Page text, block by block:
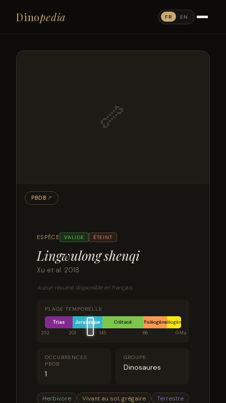
Dinopedia FR EN
ESPÈCE VALIDE ÉTEINT
Lingwulong shenqi
Xu et al. 2018
Aucun résumé disponible en français.
PLAGE TEMPORELLE
Trias Jurassique Crétacé PaléogèneNéogène
252
201 145 66 0 Ma
OCCURRENCES
PBDB
1
GROUPE
Dinosaures
Herbivore Vivant au sol, grégaire Terrestre
🦴
PBDB ↗